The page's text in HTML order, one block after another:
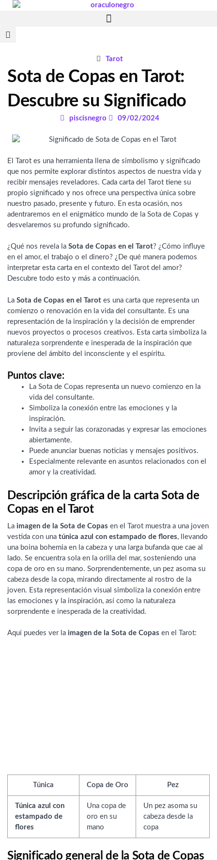
Tarot
Sota de Copas en Tarot:
Descubre su Significado
piscisnegro 09/02/2024
El Tarot es una herramienta llena de simbolismo y significado
que nos permite explorar distintos aspectos de nuestra vida y
recibir mensajes reveladores. Cada carta del Tarot tiene su
propio significado y nos ofrece una perspectiva única sobre
nuestro pasado, presente y futuro. En esta ocasión, nos
adentraremos en el enigmático mundo de la Sota de Copas y
desvelaremos su profundo significado.
¿Qué nos revela la Sota de Copas en el Tarot? ¿Cómo influye
en el amor, el trabajo o el dinero? ¿De qué manera podemos
interpretar esta carta en el contexto del Tarot del amor?
Descubre todo esto y más a continuación.
La Sota de Copas en el Tarot es una carta que representa un
comienzo o renovación en la vida del consultante. Es una
representación de la inspiración y la decisión de emprender
nuevos proyectos o procesos creativos. Esta carta simboliza la
naturaleza sorprendente e inesperada de la inspiración que
proviene del ámbito del inconsciente y el espíritu.
Puntos clave:
La Sota de Copas representa un nuevo comienzo en la
vida del consultante.
Simboliza la conexión entre las emociones y la
inspiración.
Invita a seguir las corazonadas y expresar las emociones
abiertamente.
Puede anunciar buenas noticias y mensajes positivos.
Especialmente relevante en asuntos relacionados con el
amor y la creatividad.
Descripción gráfica de la carta Sota de
Copas en el Tarot
La imagen de la Sota de Copas en el Tarot muestra a una joven
vestida con una túnica azul con estampado de flores, llevando
una boina bohemia en la cabeza y una larga bufanda que cae al
lado. Se encuentra sola en la orilla del mar, sosteniendo una
copa de oro en su mano. Sorprendentemente, un pez asoma su
cabeza desde la copa, mirando directamente al rostro de la
joven. Esta representación visual simboliza la conexión entre
las emociones y la inspiración, así como la naturaleza
sorprendente e inesperada de la creatividad.
Aquí puedes ver la imagen de la Sota de Copas en el Tarot:
Túnica Copa de Oro Pez
Túnica azul con
estampado de
flores
Una copa de
oro en su
mano
Un pez asoma su
cabeza desde la
copa
Significado general de la Sota de Copas